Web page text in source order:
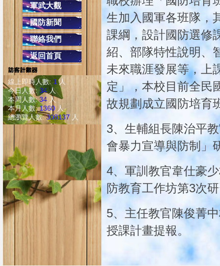
(二)安全空間，不做沒有把握的動作，只要
(四)防衛兼備，防止事
同學上學勿單獨太早到校
配合學校作息時間，課餘時避免單獨
在校遇陌生人
遇陌生人問路，可熱心告知，但不必親自引導
校外發現陌生人跟隨，應快速跑至較多人
軍武大觀
國防新聞
聯絡我們
返回首頁
線上即時人數:1 人
今日人數: 34人
本周人數:34 人
本月人數:1360 人
總瀏覽人數:308137 人
生加入國軍各班隊，
課綱，設計國防選修
紹、部隊特性說明、
未來職涯發展等，上
定」，本校目前全民
故規劃成立國防培育
3、生輔組長陳治平
會暴力宣導與防制」
4、軍訓教官韋仕豪
防教育工作坊第3次
5、主任教官陳俊菁
授課計畫提報。